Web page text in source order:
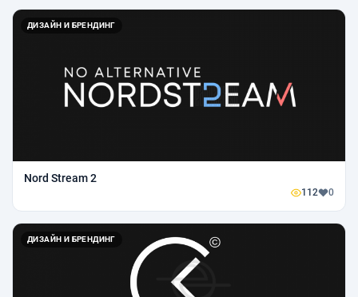
ДИЗАЙН И БРЕНДИНГ
Nord Stream 2
112 0
ДИЗАЙН И БРЕНДИНГ